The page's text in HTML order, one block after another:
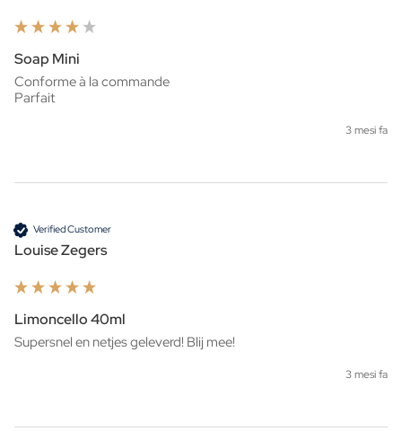
Soap Mini
Conforme à la commande
Parfait
3 mesi fa
Verified Customer
Louise Zegers
Limoncello 40ml
Supersnel en netjes geleverd! Blij mee!
3 mesi fa